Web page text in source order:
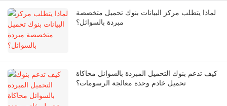
لماذا يتطلب مركز البيانات بنوك تحميل متخصصة
مبردة بالسوائل؟
كيف تدعم بنوك التحميل المبردة بالسوائل محاكاة
تحميل خادم وحدة معالجة الرسومات؟